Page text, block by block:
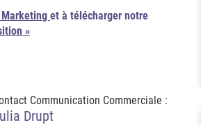
et à télécharger notre
»
Communication Commerciale :
Drupt